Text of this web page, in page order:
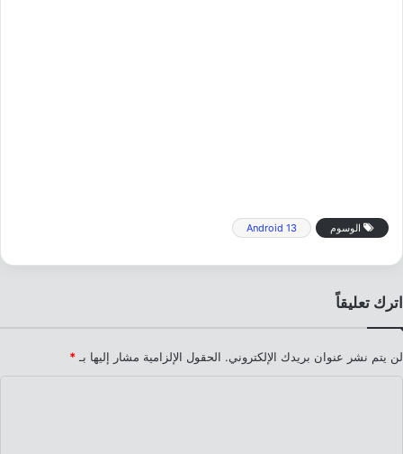
الوسوم Android 13
اترك تعليقاً
لن يتم نشر عنوان بريدك الإلكتروني. الحقول الإلزامية مشار إليها بـ *